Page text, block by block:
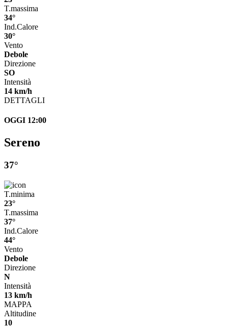
T.massima
34°
Ind.Calore
30°
Vento
Debole
Direzione
SO
Intensità
14 km/h
DETTAGLI
OGGI 12:00
Sereno
37°
T.minima
23°
T.massima
37°
Ind.Calore
44°
Vento
Debole
Direzione
N
Intensità
13 km/h
MAPPA
Altitudine
10